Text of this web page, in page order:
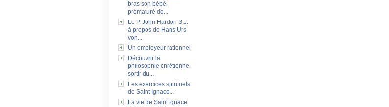
bras son bébé
prématuré de...
Le P. John Hardon S.J.
à propos de Hans Urs
von...
Un employeur rationnel
Découvrir la
philosophie chrétienne,
sortir du...
Les exercices spirituels
de Saint Ignace...
La vie de Saint Ignace